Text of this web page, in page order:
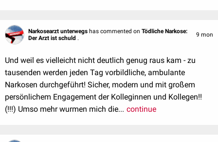
Narkosearzt unterwegs has commented on Tödliche Narkose:
Der Arzt ist schuld . 9 mon
Und weil es vielleicht nicht deutlich genug raus kam - zu
tausenden werden jeden Tag vorbildliche, ambulante
Narkosen durchgeführt! Sicher, modern und mit großem
persönlichem Engagement der Kolleginnen und Kollegen!!
(!!!) Umso mehr wurmen mich die... continue